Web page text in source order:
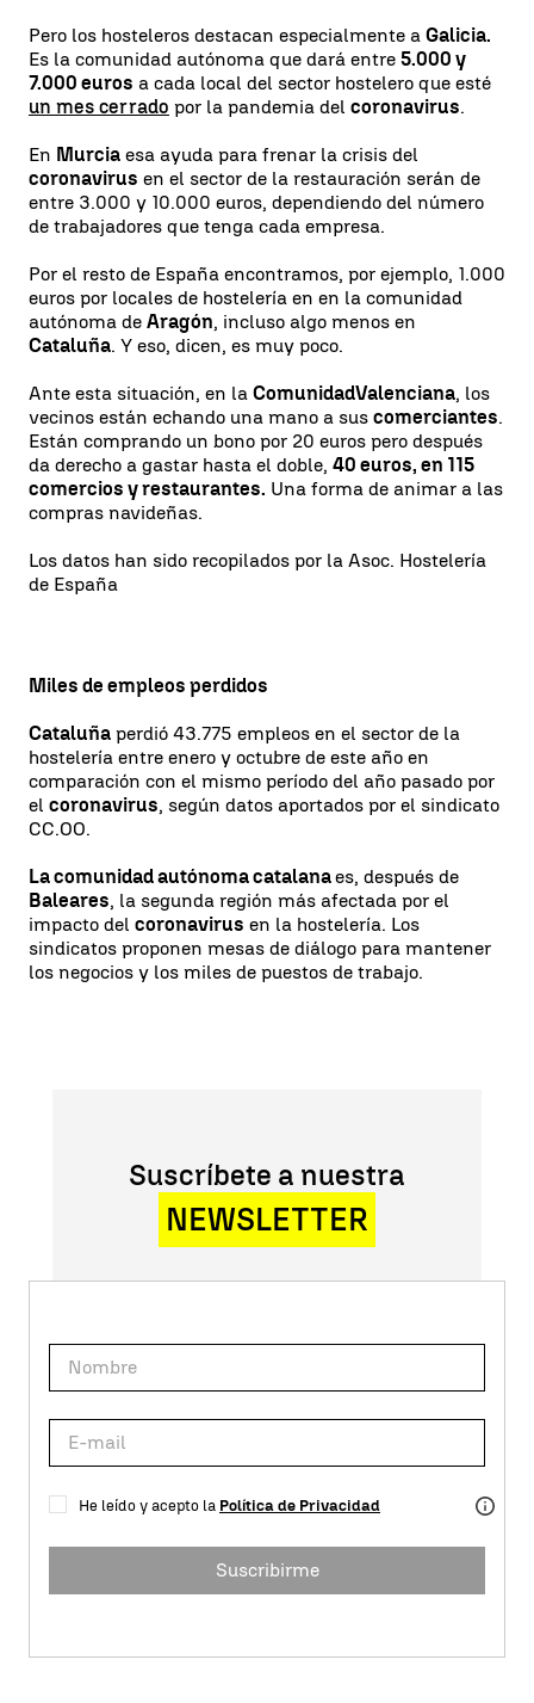
Pero los hosteleros destacan especialmente a Galicia.
Es la comunidad autónoma que dará entre 5.000 y
7.000 euros a cada local del sector hostelero que esté
un mes cerrado por la pandemia del coronavirus.
En Murcia esa ayuda para frenar la crisis del
coronavirus en el sector de la restauración serán de
entre 3.000 y 10.000 euros, dependiendo del número
de trabajadores que tenga cada empresa.
Por el resto de España encontramos, por ejemplo, 1.000
euros por locales de hostelería en en la comunidad
autónoma de Aragón, incluso algo menos en
Cataluña. Y eso, dicen, es muy poco.
Ante esta situación, en la ComunidadValenciana, los
vecinos están echando una mano a sus comerciantes.
Están comprando un bono por 20 euros pero después
da derecho a gastar hasta el doble, 40 euros, en 115
comercios y restaurantes. Una forma de animar a las
compras navideñas.
Los datos han sido recopilados por la Asoc. Hostelería
de España
Miles de empleos perdidos
Cataluña perdió 43.775 empleos en el sector de la
hostelería entre enero y octubre de este año en
comparación con el mismo período del año pasado por
el coronavirus, según datos aportados por el sindicato
CC.OO.
La comunidad autónoma catalanaes, después de
Baleares, la segunda región más afectada por el
impacto del coronavirus en la hostelería. Los
sindicatos proponen mesas de diálogo para mantener
los negocios y los miles de puestos de trabajo.
Suscríbete a nuestra
NEWSLETTER
He leído y acepto la Política de Privacidad
Suscribirme